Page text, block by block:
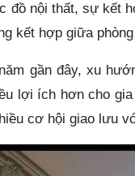
đồ nội thất, sự kết
kết hợp giữa
gần đây, xu
lợi ích hơn cho
cơ hội giao lưu